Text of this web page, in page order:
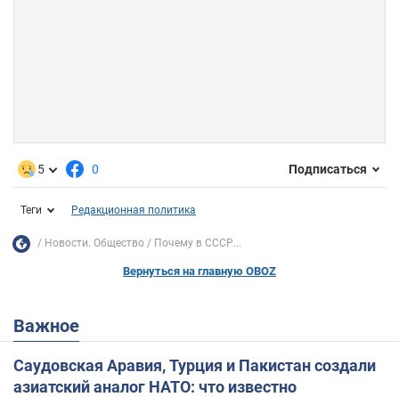
5 0 Подписаться
Теги Редакционная политика
Новости. Общество Почему в СССР...
Вернуться на главную OBOZ
Важное
Саудовская Аравия, Турция и Пакистан создали
азиатский аналог НАТО: что известно